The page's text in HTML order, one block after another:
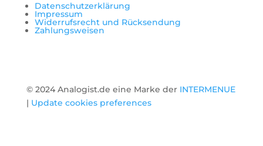
Datenschutzerklärung
Impressum
Widerrufsrecht und Rücksendung
Zahlungsweisen
© 2024 Analogist.de eine Marke der INTERMENUE
| Update cookies preferences